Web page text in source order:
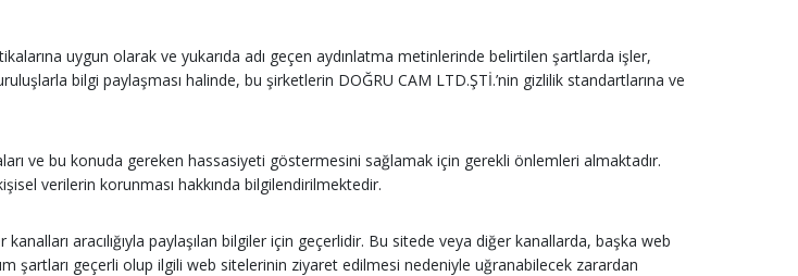
uygun olarak ve yukarıda adı geçen aydınlatma metinlerinde belirtilen şartlarda işler,
bilgi paylaşması halinde, bu şirketlerin DOĞRU CAM LTD.ŞTİ.’nin gizlilik standartlarına ve
ve bu konuda gereken hassasiyeti göstermesini sağlamak için gerekli önlemleri almaktadır.
verilerin korunması hakkında bilgilendirilmektedir.
aracılığıyla paylaşılan bilgiler için geçerlidir. Bu sitede veya diğer kanallarda, başka web
şartları geçerli olup ilgili web sitelerinin ziyaret edilmesi nedeniyle uğranabilecek zarardan